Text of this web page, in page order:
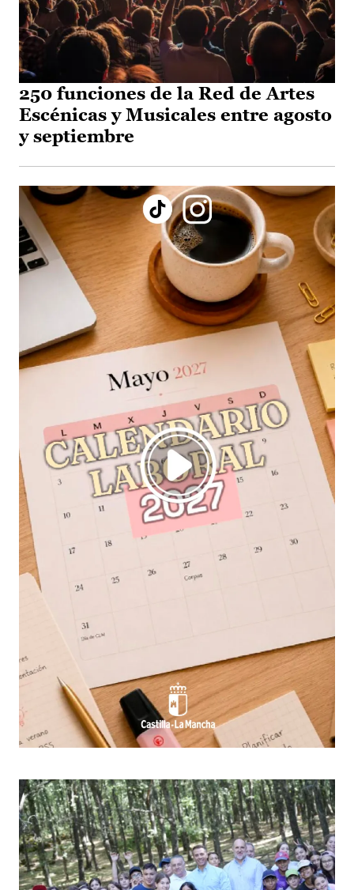
250 funciones de la Red de Artes
Escénicas y Musicales entre agosto
y septiembre